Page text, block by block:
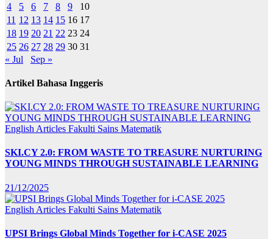
4
5 6 7 8 9
10
11 12 13 14 15 16 17
18 19 20 21 22 23 24
25 26 27 28 29 30 31
« Jul
Sep »
Artikel Bahasa Inggeris
English Articles Fakulti Sains Matematik
SKI.CY 2.0: FROM WASTE TO TREASURE NURTURING
YOUNG MINDS THROUGH SUSTAINABLE LEARNING
21/12/2025
English Articles Fakulti Sains Matematik
UPSI Brings Global Minds Together for i-CASE 2025